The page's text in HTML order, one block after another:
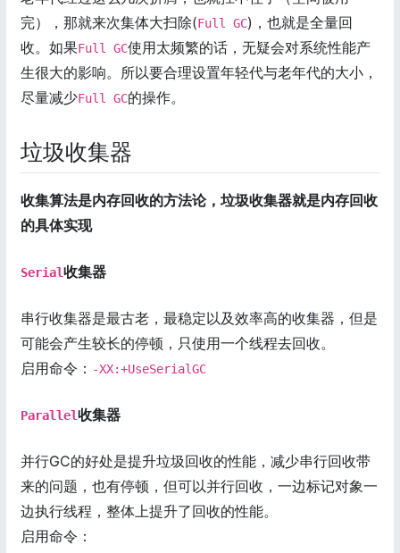
完），那就来次集体大扫除(Full GC)，也就是全量回
收。如果Full GC使用太频繁的话，无疑会对系统性能产
生很大的影响。所以要合理设置年轻代与老年代的大小，
尽量减少Full GC的操作。
垃圾收集器
收集算法是内存回收的方法论，垃圾收集器就是内存回收
的具体实现
Serial收集器
串行收集器是最古老，最稳定以及效率高的收集器，但是
可能会产生较长的停顿，只使用一个线程去回收。
启用命令： -XX:+UseSerialGC
Parallel收集器
并行GC的好处是提升垃圾回收的性能，减少串行回收带
来的问题，也有停顿，但可以并行回收，一边标记对象一
边执行线程，整体上提升了回收的性能。
启用命令：